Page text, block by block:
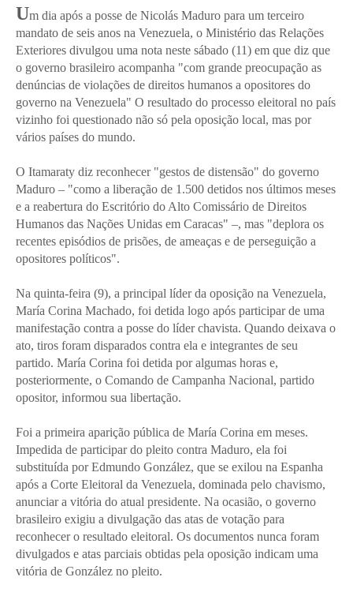
Um dia após a posse de Nicolás Maduro para um terceiro
mandato de seis anos na Venezuela, o Ministério das Relações
Exteriores divulgou uma nota neste sábado (11) em que diz que
o governo brasileiro acompanha "com grande preocupação as
denúncias de violações de direitos humanos a opositores do
governo na Venezuela" O resultado do processo eleitoral no país
vizinho foi questionado não só pela oposição local, mas por
vários países do mundo.
O Itamaraty diz reconhecer "gestos de distensão" do governo
Maduro – "como a liberação de 1.500 detidos nos últimos meses
e a reabertura do Escritório do Alto Comissário de Direitos
Humanos das Nações Unidas em Caracas" –, mas "deplora os
recentes episódios de prisões, de ameaças e de perseguição a
opositores políticos".
Na quinta-feira (9), a principal líder da oposição na Venezuela,
María Corina Machado, foi detida logo após participar de uma
manifestação contra a posse do líder chavista. Quando deixava o
ato, tiros foram disparados contra ela e integrantes de seu
partido. María Corina foi detida por algumas horas e,
posteriormente, o Comando de Campanha Nacional, partido
opositor, informou sua libertação.
Foi a primeira aparição pública de María Corina em meses.
Impedida de participar do pleito contra Maduro, ela foi
substituída por Edmundo González, que se exilou na Espanha
após a Corte Eleitoral da Venezuela, dominada pelo chavismo,
anunciar a vitória do atual presidente. Na ocasião, o governo
brasileiro exigiu a divulgação das atas de votação para
reconhecer o resultado eleitoral. Os documentos nunca foram
divulgados e atas parciais obtidas pela oposição indicam uma
vitória de González no pleito.